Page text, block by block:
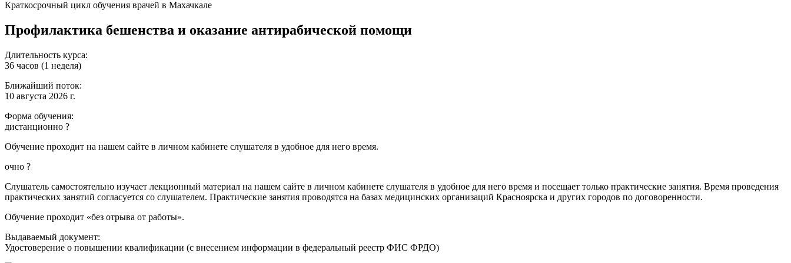
Краткосрочный цикл обучения врачей в Махачкале
Профилактика бешенства и оказание антирабической помощи
Длительность курса:
36 часов (1 неделя)
Ближайший поток:
10 августа 2026 г.
Форма обучения:
дистанционно ?
Обучение проходит на нашем сайте в личном кабинете слушателя в удобное для него время.
очно ?
Слушатель самостоятельно изучает лекционный материал на нашем сайте в личном кабинете слушателя в удобное для него время и посещает только практические занятия. Время проведения
практических занятий согласуется со слушателем. Практические занятия проводятся на базах медицинских организаций Красноярска и других городов по договоренности.
Обучение проходит «без отрыва от работы».
Выдаваемый документ:
Удостоверение о повышении квалификации (с внесением информации в федеральный реестр ФИС ФРДО)